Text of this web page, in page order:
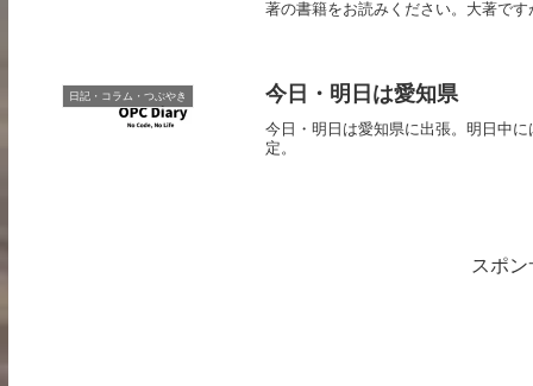
著の書籍をお読みください。大著で
日記・コラム・つぶやき 今日・明日は愛知県
今日・明日は愛知県に出張。明日中
定。
スポ